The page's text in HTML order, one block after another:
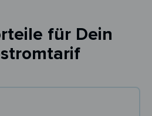
für Dein